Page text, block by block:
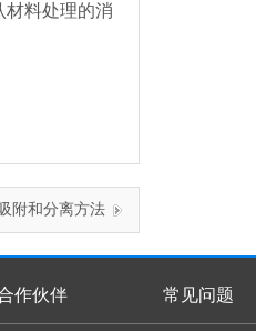
材料处理的消
附和分离方法
作伙伴 常见问题